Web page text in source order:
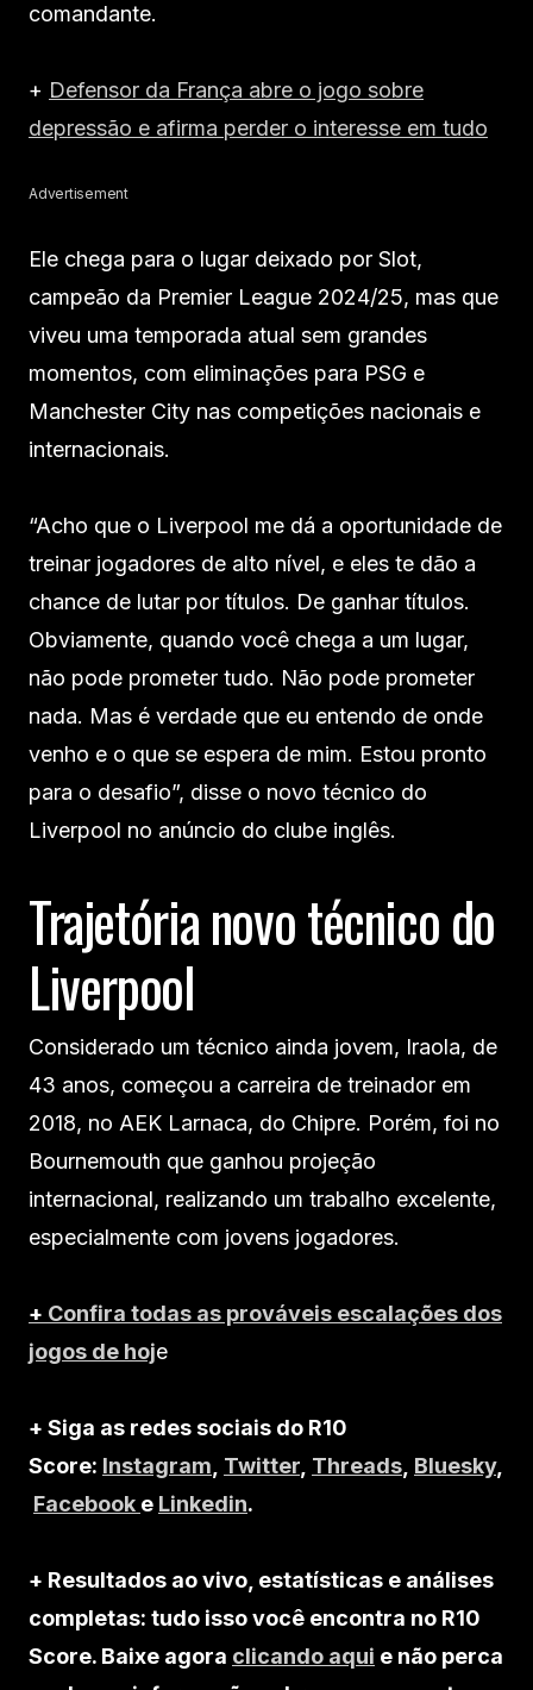
comandante.
+ Defensor da França abre o jogo sobre
depressão e afirma perder o interesse em tudo
Advertisement
Ele chega para o lugar deixado por Slot,
campeão da Premier League 2024/25, mas que
viveu uma temporada atual sem grandes
momentos, com eliminações para PSG e
Manchester City nas competições nacionais e
internacionais.
“Acho que o Liverpool me dá a oportunidade de
treinar jogadores de alto nível, e eles te dão a
chance de lutar por títulos. De ganhar títulos.
Obviamente, quando você chega a um lugar,
não pode prometer tudo. Não pode prometer
nada. Mas é verdade que eu entendo de onde
venho e o que se espera de mim. Estou pronto
para o desafio”, disse o novo técnico do
Liverpool no anúncio do clube inglês.
Trajetória novo técnico do
Liverpool
Considerado um técnico ainda jovem, Iraola, de
43 anos, começou a carreira de treinador em
2018, no AEK Larnaca, do Chipre. Porém, foi no
Bournemouth que ganhou projeção
internacional, realizando um trabalho excelente,
especialmente com jovens jogadores.
+ Confira todas as prováveis escalações dos
jogos de hoje
+ Siga as redes sociais do R10
Score: Instagram Twitter Threads Bluesky,
Facebook e Linkedin.
+ Resultados ao vivo, estatísticas e análises
completas: tudo isso você encontra no R10
Score. Baixe agora clicando aqui e não perca